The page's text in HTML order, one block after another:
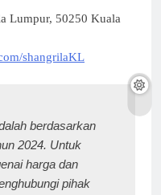
Lumpur, 50250 Kuala
shangrilaKL
berdasarkan
2024. Untuk
harga dan
pihak